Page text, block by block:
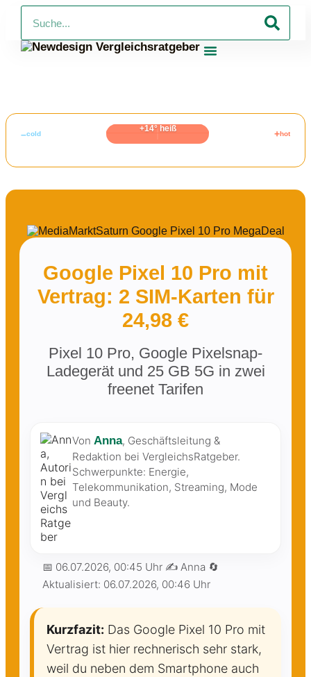
–cold
+14° heiß
+hot
Google Pixel 10 Pro mit
Vertrag: 2 SIM-Karten für
24,98 €
Pixel 10 Pro, Google Pixelsnap-
Ladegerät und 25 GB 5G in zwei
freenet Tarifen
Von Anna, Geschäftsleitung &
Redaktion bei VergleichsRatgeber.
Schwerpunkte: Energie,
Telekommunikation, Streaming, Mode
und Beauty.
📅 06.07.2026, 00:45 Uhr ✍️ Anna 🔄
Aktualisiert: 06.07.2026, 00:46 Uhr
Kurzfazit: Das Google Pixel 10 Pro mit
Vertrag ist hier rechnerisch sehr stark,
weil du neben dem Smartphone auch